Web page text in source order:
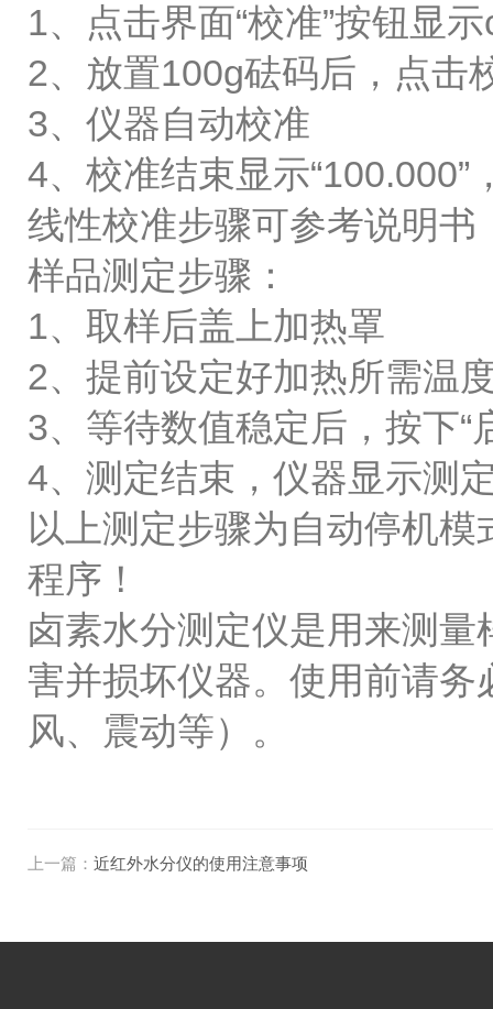
1、点击界面“校准”按钮显
2、放置100g砝码后，点击
3、仪器自动校准
4、校准结束显示“100.000”
线性校准步骤可参考说明书
样品测定步骤：
1、取样后盖上加热罩
2、提前设定好加热所需温
3、等待数值稳定后，按下“
4、测定结束，仪器显示测
以上测定步骤为自动停机
程序！
卤素水分测定仪是用来测
害并损坏仪器。使用前请
风、震动等）。
上一篇： 近红外水分仪的使用注意事项